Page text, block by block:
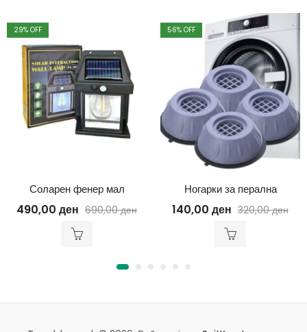
29% OFF
Соларен фенер мал
490,00 ден 690,00ден
56% OFF
Ногарки за перална
140,00 ден 320,00ден